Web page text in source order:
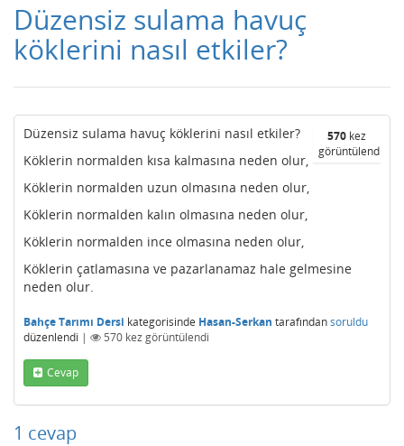
Düzensiz sulama havuç
köklerini nasıl etkiler?
570 kez
görüntülendi
Düzensiz sulama havuç köklerini nasıl etkiler?
Köklerin normalden kısa kalmasına neden olur,
Köklerin normalden uzun olmasına neden olur,
Köklerin normalden kalın olmasına neden olur,
Köklerin normalden ince olmasına neden olur,
Köklerin çatlamasına ve pazarlanamaz hale gelmesine
neden olur.
Bahçe Tarımı Dersi kategorisinde Hasan-Serkan tarafındansoruldu
düzenlendi | 570 kez görüntülendi
Cevap
1 cevap